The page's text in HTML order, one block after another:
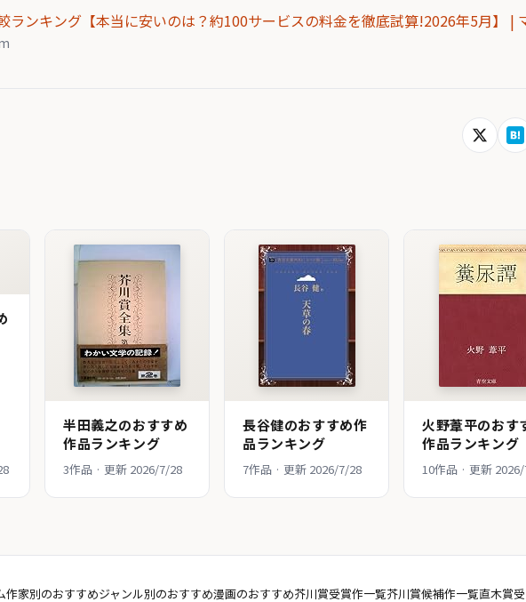
ランキング【本当に安いのは？約100サービスの料金を徹底試算!2026年5月】 |
半田義之のおすすめ
作品ランキング
3作品 · 更新 2026/7/28
長谷健のおすすめ作
品ランキング
7作品 · 更新 2026/7/28
火野葦平のおす
作品ランキング
10作品 · 更新
作家別のおすすめジャンル別のおすすめ漫画のおすすめ芥川賞受賞作一覧芥川賞候補作一覧直木賞